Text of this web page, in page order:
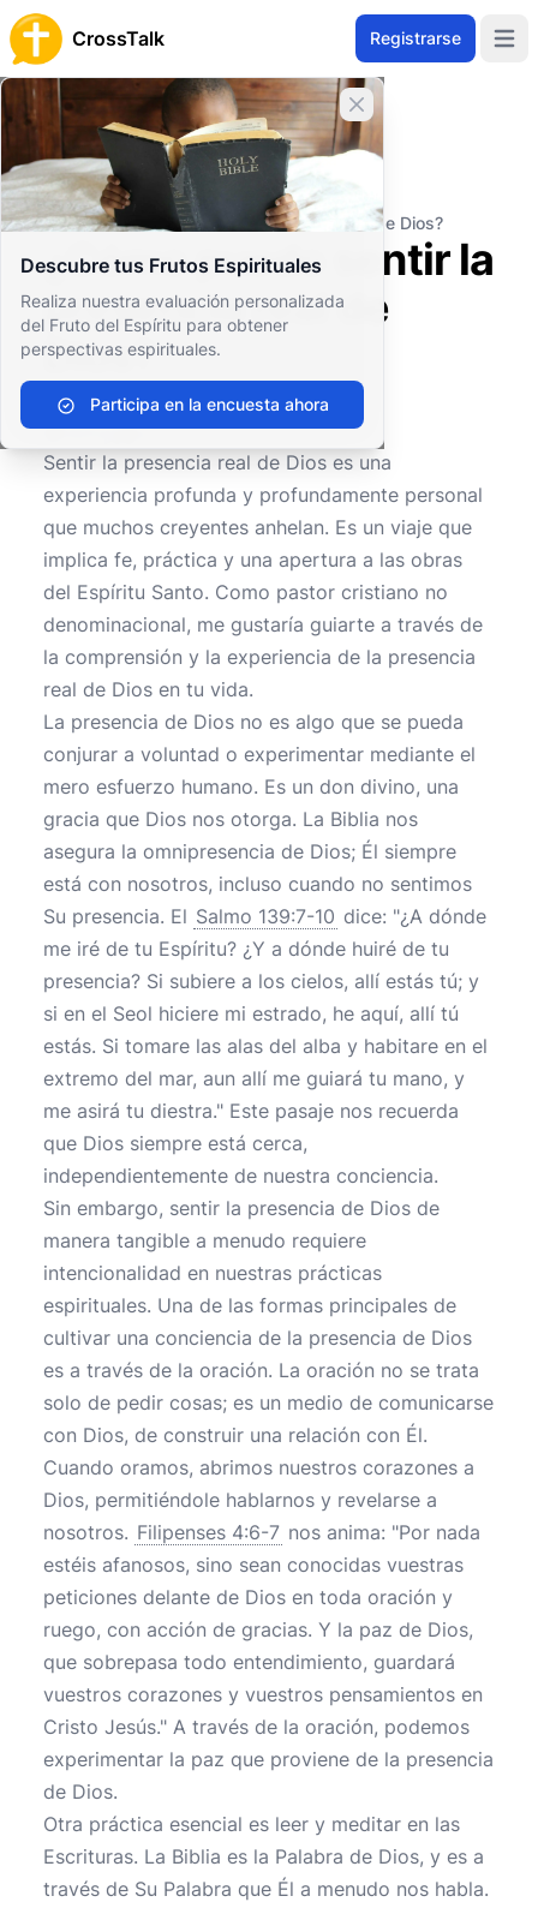
CrossTalk Registrarse
Cerrar banner
Descubre tus Frutos Espirituales
Realiza nuestra evaluación personalizada
del Fruto del Espíritu para obtener
perspectivas espirituales.
Participa en la encuesta ahora
Inicio
Archivo de Preguntas
Bienestar Personal y Emocional
Bienestar espiritual
¿Cómo puedo sentir la presencia real de Dios?
¿Cómo puedo sentir la
presencia real de
Dios?
2 0 928
Sentir la presencia real de Dios es una
experiencia profunda y profundamente personal
que muchos creyentes anhelan. Es un viaje que
implica fe, práctica y una apertura a las obras
del Espíritu Santo. Como pastor cristiano no
denominacional, me gustaría guiarte a través de
la comprensión y la experiencia de la presencia
real de Dios en tu vida.
La presencia de Dios no es algo que se pueda
conjurar a voluntad o experimentar mediante el
mero esfuerzo humano. Es un don divino, una
gracia que Dios nos otorga. La Biblia nos
asegura la omnipresencia de Dios; Él siempre
está con nosotros, incluso cuando no sentimos
Su presencia. El Salmo 139:7-10 dice: "¿A dónde
me iré de tu Espíritu? ¿Y a dónde huiré de tu
presencia? Si subiere a los cielos, allí estás tú; y
si en el Seol hiciere mi estrado, he aquí, allí tú
estás. Si tomare las alas del alba y habitare en el
extremo del mar, aun allí me guiará tu mano, y
me asirá tu diestra." Este pasaje nos recuerda
que Dios siempre está cerca,
independientemente de nuestra conciencia.
Sin embargo, sentir la presencia de Dios de
manera tangible a menudo requiere
intencionalidad en nuestras prácticas
espirituales. Una de las formas principales de
cultivar una conciencia de la presencia de Dios
es a través de la oración. La oración no se trata
solo de pedir cosas; es un medio de comunicarse
con Dios, de construir una relación con Él.
Cuando oramos, abrimos nuestros corazones a
Dios, permitiéndole hablarnos y revelarse a
nosotros. Filipenses 4:6-7 nos anima: "Por nada
estéis afanosos, sino sean conocidas vuestras
peticiones delante de Dios en toda oración y
ruego, con acción de gracias. Y la paz de Dios,
que sobrepasa todo entendimiento, guardará
vuestros corazones y vuestros pensamientos en
Cristo Jesús." A través de la oración, podemos
experimentar la paz que proviene de la presencia
de Dios.
Otra práctica esencial es leer y meditar en las
Escrituras. La Biblia es la Palabra de Dios, y es a
través de Su Palabra que Él a menudo nos habla.